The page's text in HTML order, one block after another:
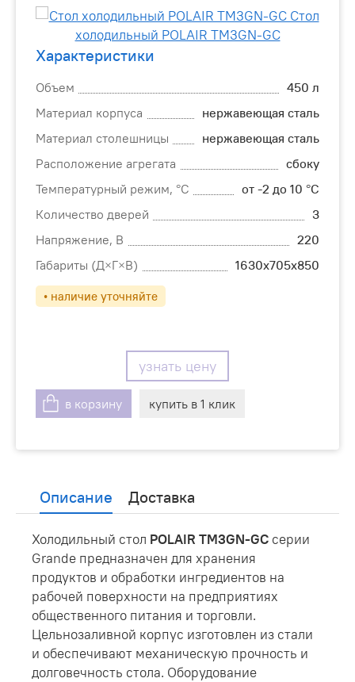
Характеристики
Объем
450 л
Материал корпуса
нержавеющая сталь
Материал столешницы
нержавеющая сталь
Расположение агрегата
сбоку
Температурный режим, °C
от -2 до 10 °С
Количество дверей
3
Напряжение, В
220
Габариты (Д×Г×В)
1630х705х850
• наличие уточняйте
узнать цену
в корзину купить в 1 клик
Описание Доставка
Холодильный стол POLAIR TM3GN-GC серии
Grande предназначен для хранения
продуктов и обработки ингредиентов на
рабочей поверхности на предприятиях
общественного питания и торговли.
Цельнозаливной корпус изготовлен из стали
и обеспечивают механическую прочность и
долговечность стола. Оборудование